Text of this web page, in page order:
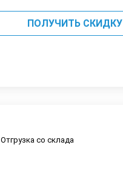
ПОЛУЧИТЬ СКИДКУ
Отгрузка со склада